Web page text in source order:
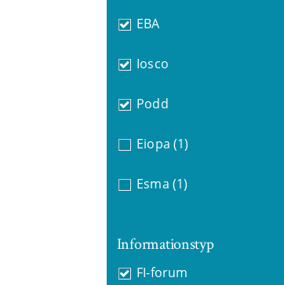
EBA
Iosco
Podd
Eiopa (1)
Esma (1)
Informationstyp
FI-forum